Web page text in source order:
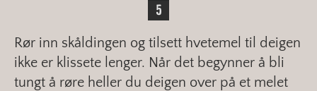
Rør inn skåldingen og tilsett hvetemel til deigen
ikke er klissete lenger. Når det begynner å bli
tungt å røre heller du deigen over på et melet